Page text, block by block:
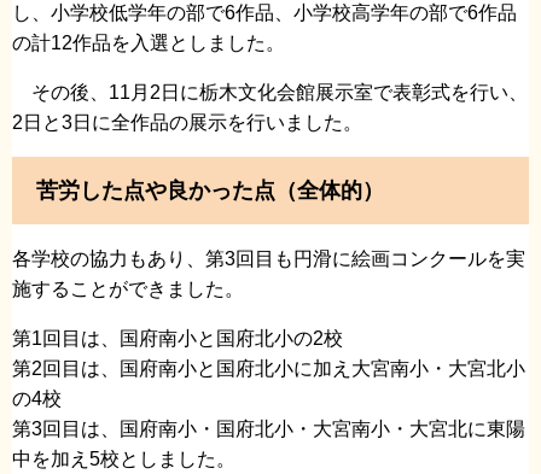
し、小学校低学年の部で6作品、小学校高学年の部で6作品
の計12作品を入選としました。
その後、11月2日に栃木文化会館展示室で表彰式を行い、
2日と3日に全作品の展示を行いました。
苦労した点や良かった点（全体的）
各学校の協力もあり、第3回目も円滑に絵画コンクールを実
施することができました。
第1回目は、国府南小と国府北小の2校
第2回目は、国府南小と国府北小に加え大宮南小・大宮北小
の4校
第3回目は、国府南小・国府北小・大宮南小・大宮北に東陽
中を加え5校としました。